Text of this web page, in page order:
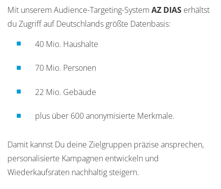
Mit unserem Audience-Targeting-System AZ DIAS erhältst
du Zugriff auf Deutschlands größte Datenbasis:
40 Mio. Haushalte
70 Mio. Personen
22 Mio. Gebäude
plus über 600 anonymisierte Merkmale.
Damit kannst Du deine Zielgruppen präzise ansprechen,
personalisierte Kampagnen entwickeln und
Wiederkaufsraten nachhaltig steigern.